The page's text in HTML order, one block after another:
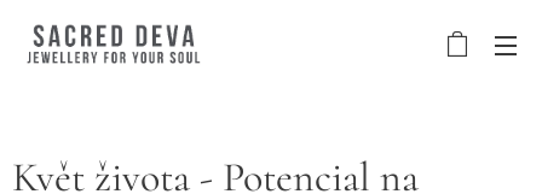
Květ života - Potencial na